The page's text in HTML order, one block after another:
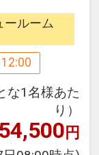
ルホテ
を結ぶ
のロケー
のホテル
ルーム
な1名様あた
り）
54,500円